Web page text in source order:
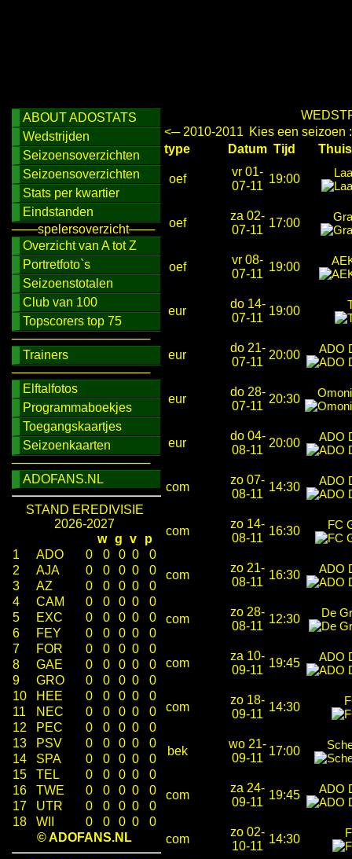
ABOUT ADOSTATS
Wedstrijden
Seizoensoverzichten
Seizoensoverzichten
Stats per kwartier
Eindstanden
───spelersoverzicht───
Overzicht van A tot Z
Portretfoto`s
Seizoenstotalen
Club van 100
Topscorers top 75
────────────────
Trainers
────────────────
Elftalfotos
Programmaboekjes
Toegangskaartjes
Seizoenkaarten
────────────────
ADOFANS.NL
STAND EREDIVISIE
2026-2027
w g v
p
1
ADO 0 0 0 0
0
2
AJA 0 0 0 0
0
3
AZ 0 0 0 0
0
4
CAM 0 0 0 0
0
5
EXC 0 0 0 0
0
6
FEY 0 0 0 0
0
7
FOR 0 0 0 0
0
8
GAE 0 0 0 0
0
9
GRO 0 0 0 0
0
10
HEE 0 0 0 0
0
11
NEC 0 0 0 0
0
12
PEC 0 0 0 0
0
13
PSV 0 0 0 0
0
14
SPA 0 0 0 0
0
15
TEL 0 0 0 0
0
16
TWE 0 0 0 0
0
17
UTR 0 0 0 0
0
18
WII 0 0 0 0
0
© ADOFANS.NL
<─ 2010-2011 Kies een seizoen
type
Datum Tijd
oef
vr 01-
07-11
19:00
oef
za 02-
07-11
17:00
oef
vr 08-
07-11
19:00
eur
do 14-
07-11
19:00
eur
do 21-
07-11
20:00 ADO
eur
do 28-
07-11
20:30
eur
do 04-
08-11
20:00 ADO
com
zo 07-
08-11
14:30 ADO
com
zo 14-
08-11
16:30 FC
com
zo 21-
08-11
16:30 ADO
com
zo 28-
08-11
12:30 De
com
za 10-
09-11
19:45 ADO
com
zo 18-
09-11
14:30
bek
wo 21-
09-11
17:00
com
za 24-
09-11
19:45 ADO
com
zo 02-
10-11
14:30